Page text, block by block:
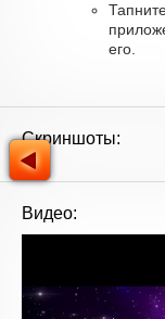
его.
Скриншоты:
Видео: